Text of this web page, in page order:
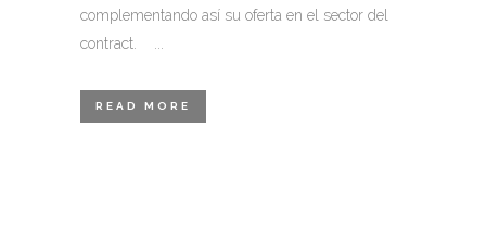
complementando así su oferta en el sector del
contract. ...
READ MORE